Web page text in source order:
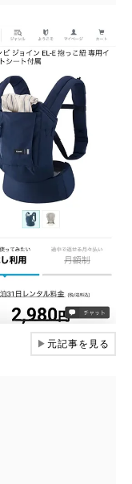
▶元記事を見る